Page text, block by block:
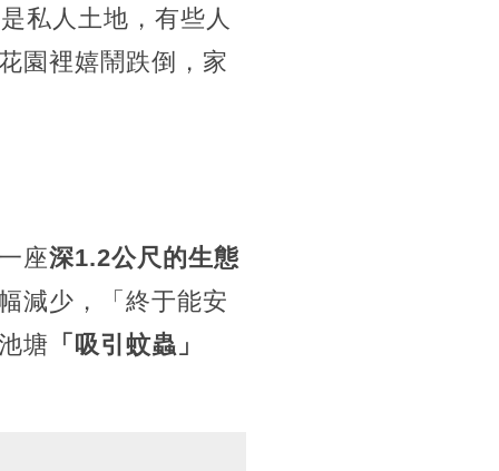
私人土地，有些人
園裡嬉鬧跌倒，家
座深1.2公尺的生態
減少，「終于能安
塘 「吸引蚊蟲」